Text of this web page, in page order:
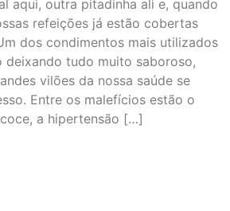
aqui, outra pitadinha ali e, quando
refeições já estão cobertas
dos condimentos mais utilizados
deixando tudo muito saboroso,
vilões da nossa saúde se
Entre os malefícios estão o
a hipertensão […]